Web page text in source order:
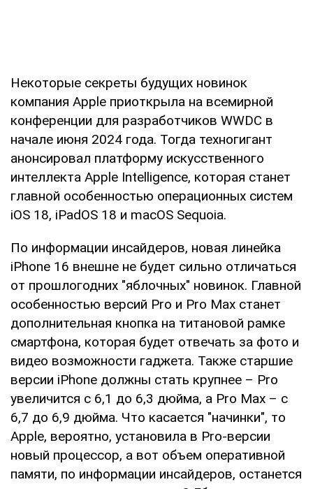
Некоторые секреты будущих новинок
компания Apple приоткрыла на всемирной
конференции для разработчиков WWDC в
начале июня 2024 года. Тогда техногигант
анонсировал платформу искусственного
интеллекта Apple Intelligence, которая станет
главной особенностью операционных систем
iOS 18, iPadOS 18 и macOS Sequoia.
По информации инсайдеров, новая линейка
iPhone 16 внешне не будет сильно отличаться
от прошлогодних "яблочных" новинок. Главной
особенностью версий Pro и Pro Max станет
дополнительная кнопка на титановой рамке
смартфона, которая будет отвечать за фото и
видео возможности гаджета. Также старшие
версии iPhone должны стать крупнее – Pro
увеличится с 6,1 до 6,3 дюйма, а Pro Max – с
6,7 до 6,9 дюйма. Что касается "начинки", то
Apple, вероятно, установила в Pro-версии
новый процессор, а вот объем оперативной
памяти, по информации инсайдеров, останется